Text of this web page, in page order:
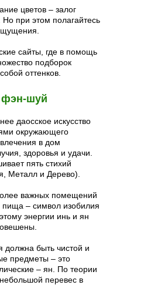
цветов – залог
Но при этом полагайтесь
сайты, где в помощь
подборок
оттенков.
фэн-шуй
даосское искусство
окружающего
в дом
здоровья и удачи.
пять стихий
Металл и Дерево).
важных помещений
пища – символ изобилия
энергии инь и ян
должна быть чистой и
предметы – это
– ян. По теории
перевес в